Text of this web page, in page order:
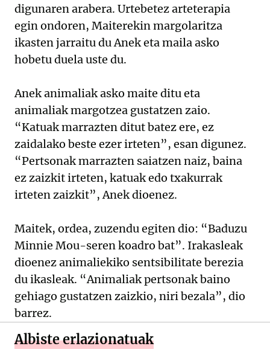
digunaren arabera. Urtebetez arteterapia
egin ondoren, Maiterekin margolaritza
ikasten jarraitu du Anek eta maila asko
hobetu duela uste du.
Anek animaliak asko maite ditu eta
animaliak margotzea gustatzen zaio.
“Katuak marrazten ditut batez ere, ez
zaidalako beste ezer irteten”, esan digunez.
“Pertsonak marrazten saiatzen naiz, baina
ez zaizkit irteten, katuak edo txakurrak
irteten zaizkit”, Anek dioenez.
Maitek, ordea, zuzendu egiten dio: “Baduzu
Minnie Mou-seren koadro bat”. Irakasleak
dioenez animaliekiko sentsibilitate berezia
du ikasleak. “Animaliak pertsonak baino
gehiago gustatzen zaizkio, niri bezala”, dio
barrez.
Albiste erlazionatuak